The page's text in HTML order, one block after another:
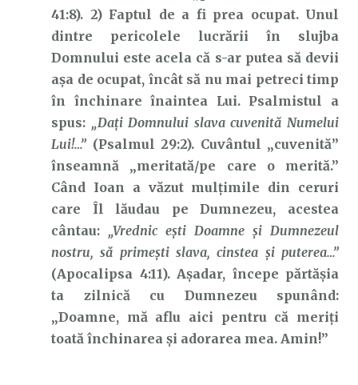
41:8). 2) Faptul de a fi prea ocupat. Unul
dintre pericolele lucrării în slujba
Domnului este acela că s-ar putea să devii
așa de ocupat, încât să nu mai petreci timp
în închinare înaintea Lui. Psalmistul a
spus: „Daţi Domnului slava cuvenită Numelui
Lui!…” (Psalmul 29:2). Cuvântul „cuvenită”
înseamnă „meritată/pe care o merită.”
Când Ioan a văzut mulțimile din ceruri
care Îl lăudau pe Dumnezeu, acestea
cântau: „Vrednic eşti Doamne şi Dumnezeul
nostru, să primeşti slava, cinstea şi puterea…”
(Apocalipsa 4:11). Așadar, începe părtășia
ta zilnică cu Dumnezeu spunând:
„Doamne, mă aflu aici pentru că meriți
toată închinarea și adorarea mea. Amin!”